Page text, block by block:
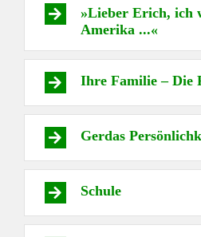
»Lieber Erich, ich
Amerika ...«
Ihre Familie – Die
Gerdas
Schule